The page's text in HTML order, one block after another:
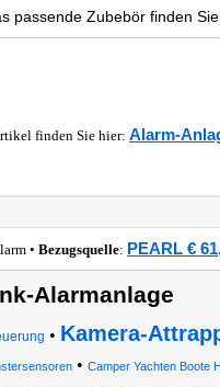
passende Zubebör finden
finden Sie hier: Alarm-
• Bezugsquelle: PEARL €
Alarmanlage
• Kamera-
• Camper Yachten Boote